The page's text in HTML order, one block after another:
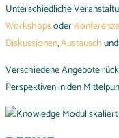
Unterschiedliche
Workshopsoder
Diskussionen,Austauschund
Verschiedene Angebote
Perspektiven in den